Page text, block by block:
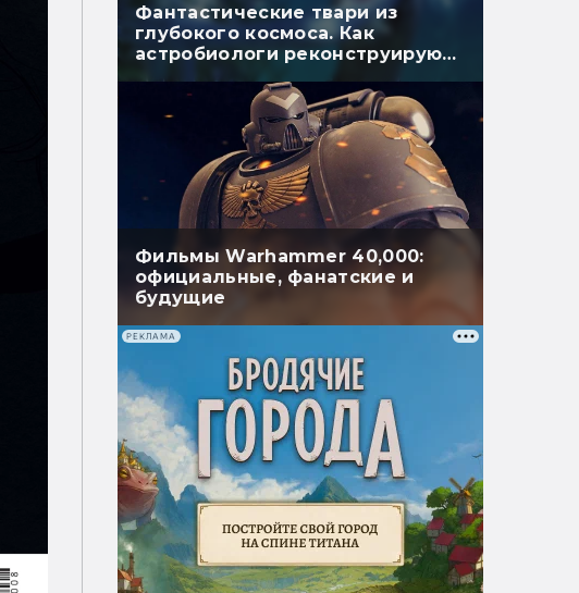
Фантастические твари из
глубокого космоса. Как
астробиологи реконструируют
Фильмы Warhammer 40,000:
официальные, фанатские и
будущие
РЕКЛАМА